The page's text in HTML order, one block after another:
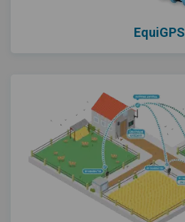
EquiGPS